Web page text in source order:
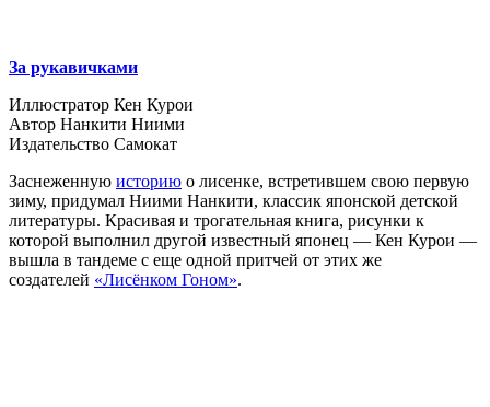
За рукавичками
Иллюстратор Кен Курои
Автор Нанкити Ниими
Издательство Самокат
Заснеженную историю о лисенке, встретившем свою первую
зиму, придумал Ниими Нанкити, классик японской детской
литературы. Красивая и трогательная книга, рисунки к
которой выполнил другой известный японец — Кен Курои —
вышла в тандеме с еще одной притчей от этих же
создателей «Лисёнком Гоном».